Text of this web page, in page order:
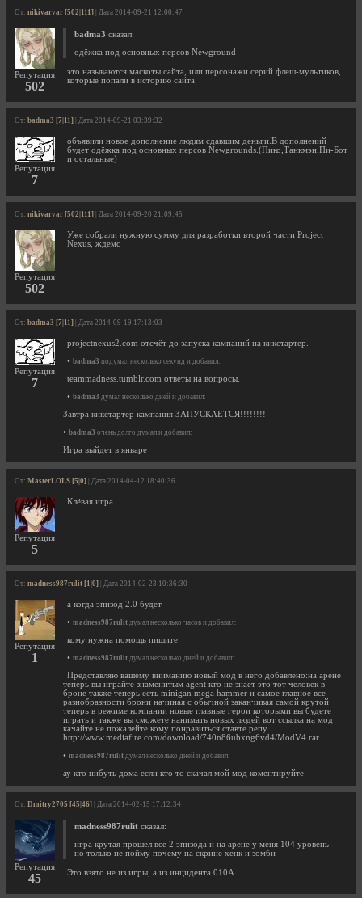
От: nikivarvar [502|111] | Дата 2014-09-21 12:00:47
Репутация
502
badma3 сказал:
одёжка под основных персов Newground
это называются маскоты сайта, или персонажи серий флеш-мультиков,
которые попали в историю сайта
От: badma3 [7|11] | Дата 2014-09-21 03:39:32
Репутация
7
объявили новое дополнение людям сдавшим деньги.В дополнений
будет одёжка под основных персов Newgrounds.(Пико,Танкмэн,Пи-Бот
и остальные)
От: nikivarvar [502|111] | Дата 2014-09-20 21:09:45
Репутация
502
Уже собрали нужную сумму для разработки второй части Project
Nexus, ждемс
От: badma3 [7|11] | Дата 2014-09-19 17:13:03
Репутация
7
projectnexus2.com отсчёт до запуска кампаний на кикстартер.
• badma3 подумал несколько секунд и добавил:
teammadness.tumblr.com ответы на вопросы.
• badma3 думал несколько дней и добавил:
Завтра кикстартер кампания ЗАПУСКАЕТСЯ!!!!!!!!
• badma3 очень долго думал и добавил:
Игра выйдет в январе
От: MasterLOLS [5|0] | Дата 2014-04-12 18:40:36
Репутация
5
Клёвая игра
От: madness987rulit [1|0] | Дата 2014-02-23 10:36:30
Репутация
1
а когда эпизод 2.0 будет
• madness987rulit думал несколько часов и добавил:
кому нужна помощь пишите
• madness987rulit думал несколько дней и добавил:
Представляю вашему вниманию новый мод в него добавлено:на арене
теперь вы играйте знаменитым agent кто не знает это тот человек в
броне также теперь есть minigan mega hammer и самое главное все
разнобразности брони начиная с обычной заканчивая самой крутой
теперь в режиме компании новые главные герои которыми вы будете
играть и также вы сможете нанимать новых людей вот ссылка на мод
качайте не пожалейте кому понравиться ставте репу
http://www.mediafire.com/download/740n86ubxng6vd4/ModV4.rar
• madness987rulit думал несколько дней и добавил:
ау кто нибуть дома если кто то скачал мой мод коментируйте
От: Dmitry2705 [45|46] | Дата 2014-02-15 17:12:34
Репутация
45
madness987rulit сказал:
игра крутая прошел все 2 эпизода и на арене у меня 104 уровень
но только не пойму почему на скрине хенк и зомби
Это взято не из игры, а из инцидента 010A.